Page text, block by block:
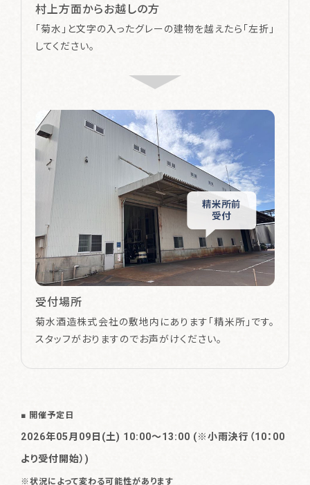
村上方面からお越しの方
「菊水」と文字の入ったグレーの建物を越えたら「左折」
してください。
受付場所
菊水酒造株式会社の敷地内にあります「精米所」です。
スタッフがおりますのでお声がけください。
■ 開催予定日
2026年05月09日(土) 10:00〜13:00 (※小雨決行（10：00
より受付開始）)
※状況によって変わる可能性があります